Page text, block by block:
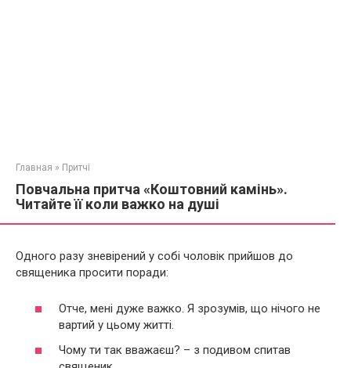
Главная » Притчі
Повчальна притча «Коштовний камінь».
Читайте її коли важко на душі
Одного разу зневірений у собі чоловік прийшов до
священика просити поради:
Отче, мені дуже важко. Я зрозумів, що нічого не
вартий у цьому житті.
Чому ти так вважаєш? – з подивом спитав